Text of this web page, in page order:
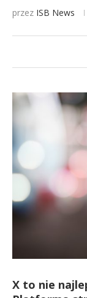
przez ISB News
X to nie